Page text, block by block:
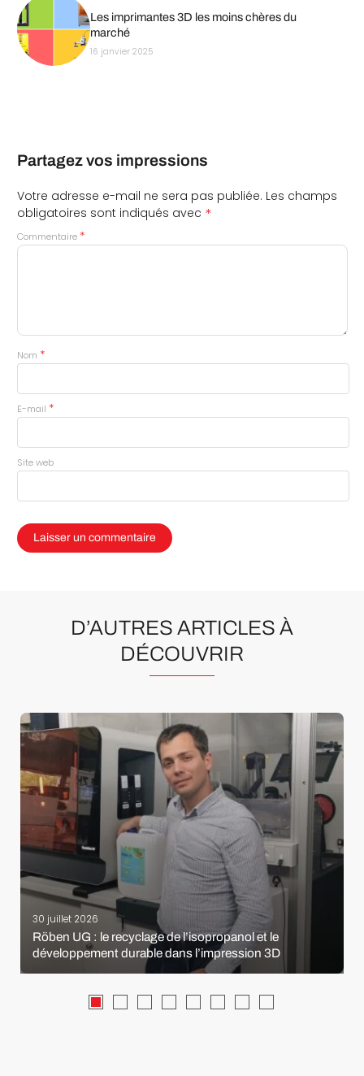
Les imprimantes 3D les moins chères du
marché
16 janvier 2025
Partagez vos impressions
Votre adresse e-mail ne sera pas publiée. Les champs
obligatoires sont indiqués avec *
Commentaire *
Nom *
E-mail *
Site web
D’AUTRES ARTICLES À
DÉCOUVRIR
30 juillet 2026
Röben UG : le recyclage de l’isopropanol et le
développement durable dans l’impression 3D